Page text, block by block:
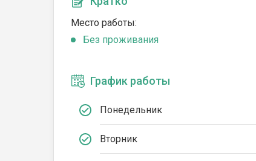
Место работы:
Без проживания
График работы
Понедельник
Вторник